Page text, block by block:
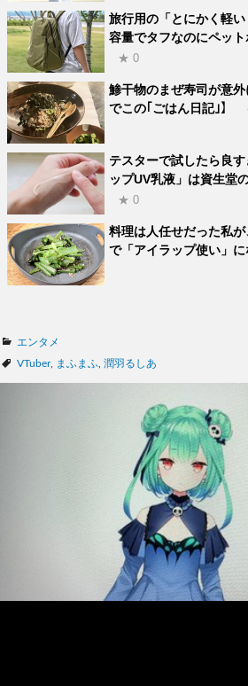
旅行用の「とにかく軽
容量でタフなのにペッ
★ 0
鯵干物のまぜ寿司が意
でこの｢ごはん日記｣】
テスターで試したら良
ップUV乳液」は資生堂
★ 0
料理は人任せだった私
で「アイラップ使い」
カ
テ
エンタメ
タ
VTuber, まふまふ 潤羽るしあ